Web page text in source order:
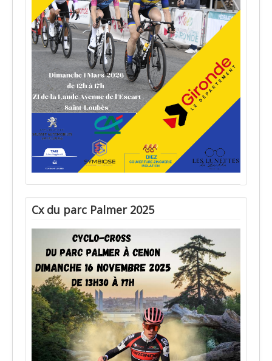
Cx du parc Palmer 2025